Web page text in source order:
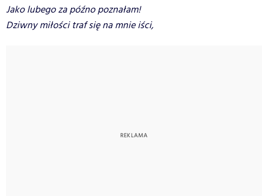
Jako lubego za późno poznałam!
Dziwny miłości traf się na mnie iści,